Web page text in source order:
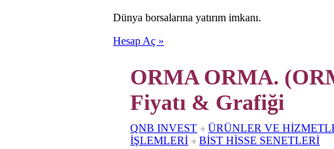
Dünya borsalarına yatırım imkanı.
Hesap Aç »
ORMA ORMA.
Fiyatı & Grafiği
QNB INVEST ÜRÜNLER VE
İŞLEMLERİ
BİST HİSSE SENETLERİ